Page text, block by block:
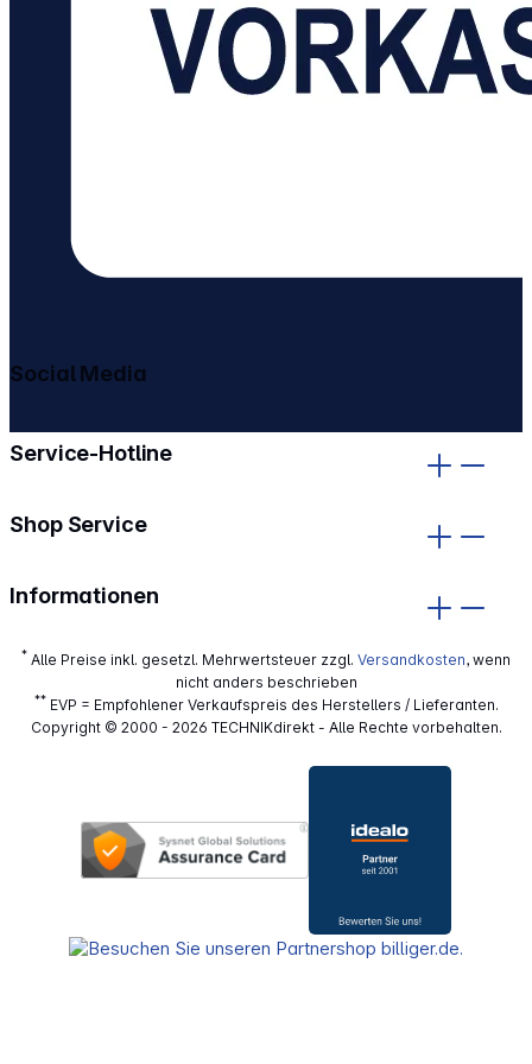
Service-Hotline
Shop Service
Informationen
Social Media
* Alle Preise inkl. gesetzl. Mehrwertsteuer zzgl. Versandkosten, wenn
nicht anders beschrieben
**EVP = Empfohlener Verkaufspreis des Herstellers / Lieferanten.
Copyright © 2000 - 2026 TECHNIKdirekt - Alle Rechte vorbehalten.